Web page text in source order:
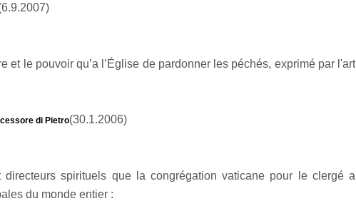
et le pouvoir qu’a l’Église de pardonner les péchés, exprimé par l'art
di Pietro(30.1.2006)
directeurs spirituels que la congrégation vaticane pour le clergé a
du monde entier :